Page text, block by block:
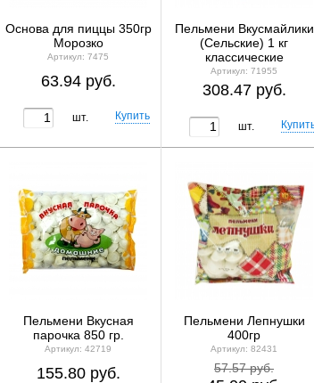
Основа для пиццы 350гр
Морозко
Артикул: 7475
63.94 руб.
шт.
Пельмени Вкусмайлики
(Сельские) 1 кг
классические
Артикул: 71955
308.47 руб.
шт.
Пельмени Вкусная
парочка 850 гр.
Артикул: 42719
155.80 руб.
Пельмени Лепнушки
400гр
Артикул: 82431
57.57 руб.